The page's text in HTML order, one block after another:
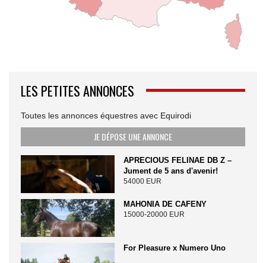
LES PETITES ANNONCES
Toutes les annonces équestres avec Equirodi
JE DÉPOSE UNE ANNONCE
APRECIOUS FELINAE DB Z –
Jument de 5 ans d'avenir!
54000 EUR
MAHONIA DE CAFENY
15000-20000 EUR
For Pleasure x Numero Uno